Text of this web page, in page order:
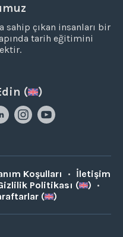
çıkan insanları bir
tarih eğitimini
( )
Koşulları • İletişim
Politikası ( ) •
( )